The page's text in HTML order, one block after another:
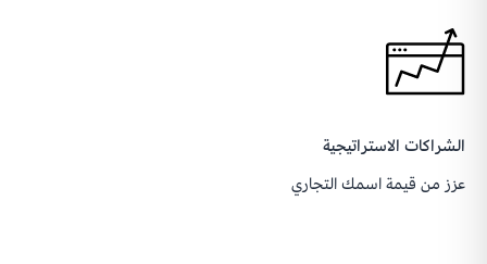
الشراكات الاستراتيجية
عزز من قيمة اسمك التجاري